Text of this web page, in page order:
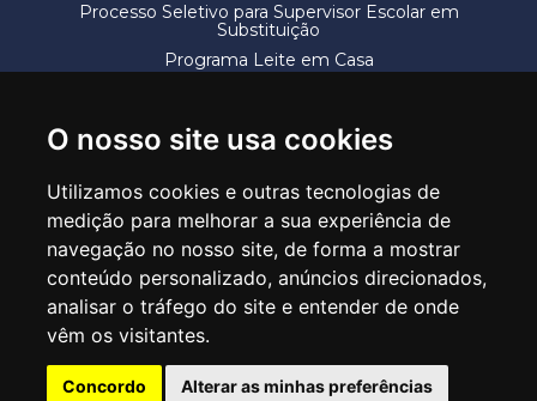
O nosso site usa cookies
Utilizamos cookies e outras tecnologias de
medição para melhorar a sua experiência de
navegação no nosso site, de forma a mostrar
conteúdo personalizado, anúncios direcionados,
analisar o tráfego do site e entender de onde
vêm os visitantes.
Concordo Alterar as minhas preferências
Processo Seletivo para Supervisor Escolar em
Substituição
Programa Leite em Casa
SECRETARIA DE EDUCAÇÃO
Rua Claudino Barbosa, 313 - Macedo - Guarulhos/SP CEP 07113-040
Central de Atendimento: *55 11 2475-7300